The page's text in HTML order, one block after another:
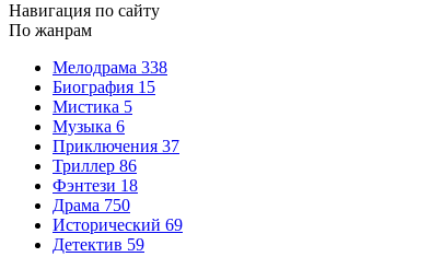
Навигация по сайту
По жанрам
Мелодрама 338
Биография 15
Мистика 5
Музыка 6
Приключения 37
Триллер 86
Фэнтези 18
Драма 750
Исторический 69
Детектив 59